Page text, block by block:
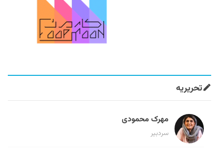
تحریریه
مهرک محمودی
سردبیر